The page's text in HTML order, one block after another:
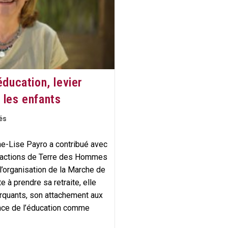
levier
les enfants
Lise Payro a contribué avec
de Terre des Hommes
de la Marche de
à prendre sa retraite, elle
son attachement aux
de l’éducation comme